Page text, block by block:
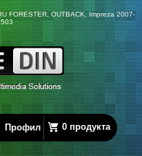
FORESTER, OUTBACK, Impreza 2007-
Профил 0 продукта